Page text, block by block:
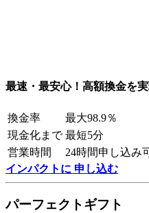
最速・最安心！高額換金を
換金率
最大98.9％
現金化まで 最短5分
営業時間
24時間申し込み
インパクトに 申し込む
パーフェクトギフト